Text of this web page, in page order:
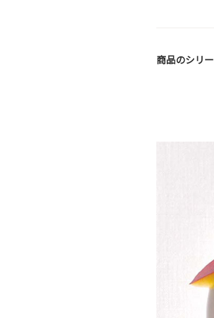
商品のシリ